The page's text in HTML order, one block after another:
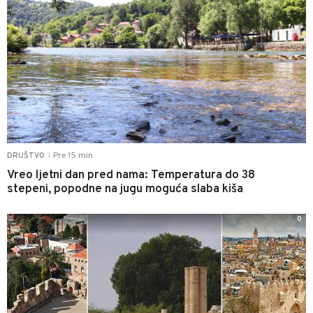
DRUŠTVO Pre 15 min
Vreo ljetni dan pred nama: Temperatura do 38
stepeni, popodne na jugu moguća slaba kiša
0